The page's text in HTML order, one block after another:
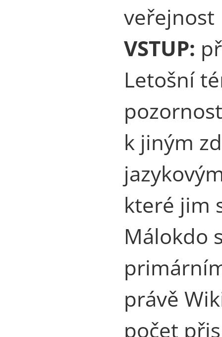
veřejnost
VSTUP:
Letošní
k jiným
které jim
Málokdo
právě
počet